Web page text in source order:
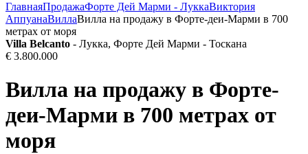
ГлавнаяПродажаФорте Дей Марми - ЛуккаВиктория
АппуанаВиллаВилла на продажу в Форте-деи-Марми в 700
метрах от моря
Villa Belcanto - Лукка, Форте Дей Марми - Тоскана
€ 3.800.000
Вилла на продажу в Форте-
деи-Марми в 700 метрах от
моря